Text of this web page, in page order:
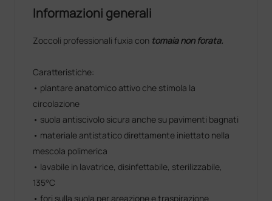
Informazioni generali
Zoccoli professionali fuxia con tomaia non forata.
Caratteristiche:
• plantare anatomico attivo che stimola la
circolazione
• suola antiscivolo sicura anche su pavimenti bagnati
• materiale antistatico direttamente iniettato nella
mescola polimerica
• lavabile in lavatrice, disinfettabile, sterilizzabile,
135°C
• fori sulla suola per areazione e traspirazione